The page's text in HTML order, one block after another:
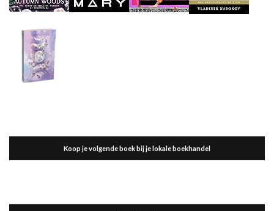
Koop je volgende boek bij je lokale boekhandel